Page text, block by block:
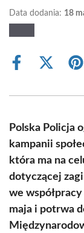
Data dodania: 18
Share
Share
(Twitter)
Polska Policja
kampanii
która ma na
dotyczącej
we
maja i potrwa